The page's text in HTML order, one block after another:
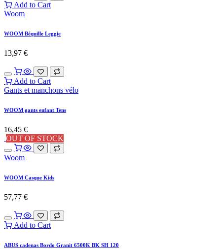
Add to Cart
Woom
WOOM Béquille Leggie
13,97 €
Add to Cart
Gants et manchons vélo
WOOM gants enfant Tens
16,45 €
OUT OF STOCK
Woom
WOOM Casque Kids
57,77 €
Add to Cart
ABUS cadenas Bordo Granit 6500K BK SH 120